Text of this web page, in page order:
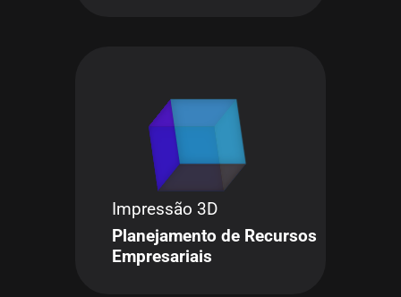
Impressão 3D
Planejamento de Recursos
Empresariais